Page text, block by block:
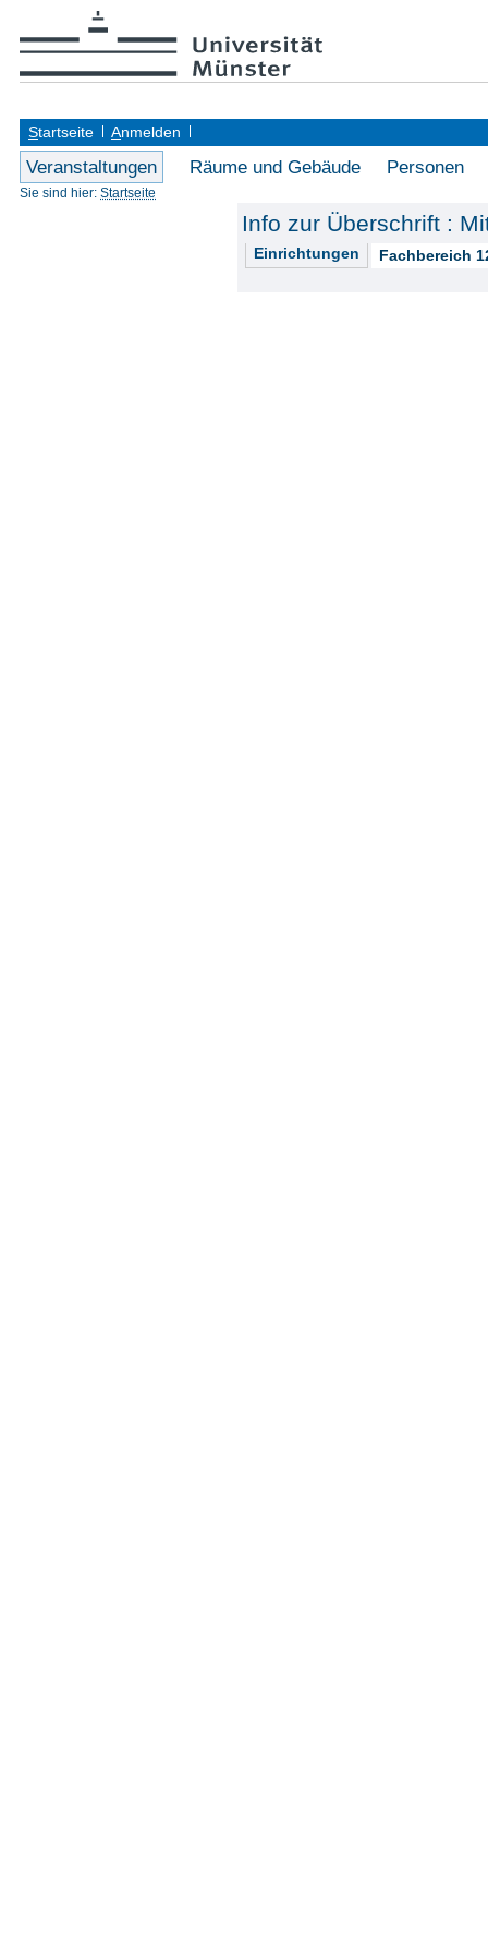
Startseite Anmelden
Veranstaltungen Räume und Gebäude Personen
Sie sind hier: Startseite
Info zur Überschrift :
Einrichtungen Fachbereich